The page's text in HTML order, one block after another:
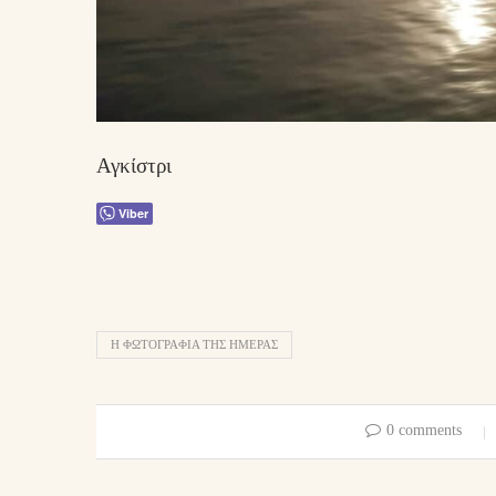
Αγκίστρι
Viber
Η ΦΩΤΟΓΡΑΦΊΑ ΤΗΣ ΗΜΈΡΑΣ
0 comments